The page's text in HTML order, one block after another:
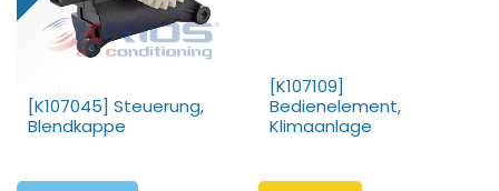
[K107045] Steuerung,
Blendkappe
[K107109]
Bedienelement,
Klimaanlage